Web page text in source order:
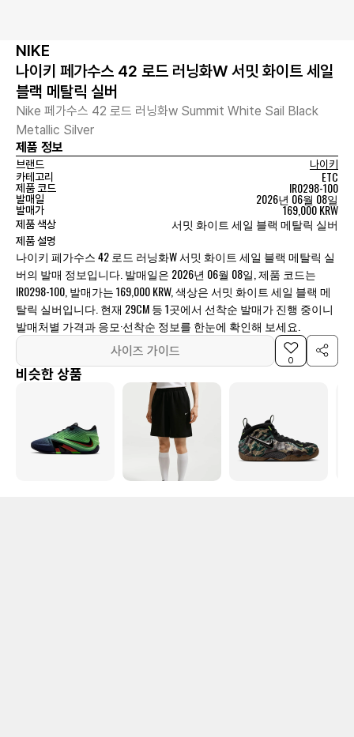
NIKE
나이키 페가수스 42 로드 러닝화W 서밋 화이트 세일
블랙 메탈릭 실버
Nike 페가수스 42 로드 러닝화w Summit White Sail Black
Metallic Silver
제품 정보
브랜드
나이키
카테고리
ETC
제품 코드 IR0298-100
발매일 2026년 06월 08일
발매가 169,000 KRW
제품 색상 서밋 화이트 세일 블랙 메탈릭 실버
제품 설명
나이키 페가수스 42 로드 러닝화W 서밋 화이트 세일 블랙 메탈릭 실
버의 발매 정보입니다. 발매일은 2026년 06월 08일, 제품 코드는
IR0298-100, 발매가는 169,000 KRW, 색상은 서밋 화이트 세일 블랙 메
탈릭 실버입니다. 현재 29CM 등 1곳에서 선착순 발매가 진행 중이니
발매처별 가격과 응모·선착순 정보를 한눈에 확인해 보세요.
사이즈 가이드
0
비슷한 상품